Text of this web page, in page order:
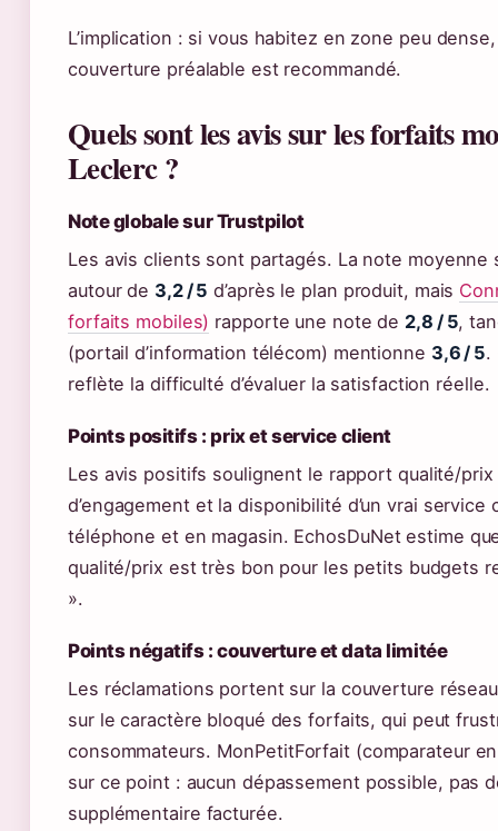
L’implication : si vous habitez en zone peu
couverture préalable est recommandé.
Quels sont les avis sur les forfaits
Leclerc ?
Note globale sur Trustpilot
Les avis clients sont partagés. La note moyenne
autour de 3,2 / 5 d’après le plan produit, mais
forfaits mobiles) rapporte une note de 2,8 / 5,
(portail d’information télécom) mentionne 3,6 / 5.
reflète la difficulté d’évaluer la satisfaction réelle.
Points positifs : prix et service client
Les avis positifs soulignent le rapport qualité/prix
d’engagement et la disponibilité d’un vrai service
téléphone et en magasin. EchosDuNet estime
qualité/prix est très bon pour les petits budgets
».
Points négatifs : couverture et data limitée
Les réclamations portent sur la couverture
sur le caractère bloqué des forfaits, qui peut
consommateurs. MonPetitForfait (comparateur
sur ce point : aucun dépassement possible, pas
supplémentaire facturée.